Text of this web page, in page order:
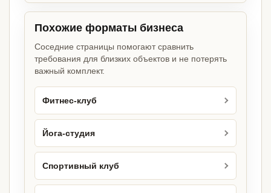
Похожие форматы бизнеса
Соседние страницы помогают сравнить
требования для близких объектов и не потерять
важный комплект.
Фитнес-клуб
Йога-студия
Спортивный клуб